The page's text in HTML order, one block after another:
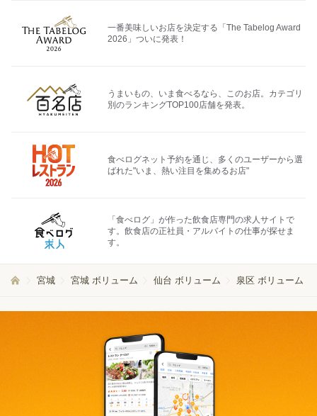
一番美味しいお店を決定する「The Tabelog Award
2026」ついに発表！
うまいもの、いま食べるなら、このお店。カテゴリ
別のランキングTOP100店舗を発表。
食べログネット予約を通じ、多くのユーザーから選
ばれた"いま、熱い注目を集めるお店"
「食べログ」が作った飲食店専門の求人サイトで
す。飲食店の正社員・アルバイトの仕事が探せま
す。
宮城 宮城 ボリューム 仙台 ボリューム 泉区 ボリューム